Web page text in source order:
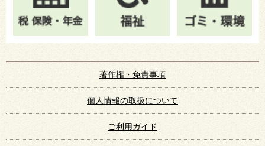
著作権・免責事項
個人情報の取扱について
ご利用ガイド